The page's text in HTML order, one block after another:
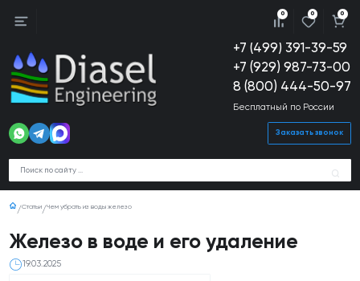
+7 (499) 391-39-59
+7 (929) 987-73-00
8 (800) 444-50-97
Бесплатный по России
Заказать звонок
0 0 0
Статьи Чем убрать из воды железо
Железо в воде и его удаление
19.03.2025